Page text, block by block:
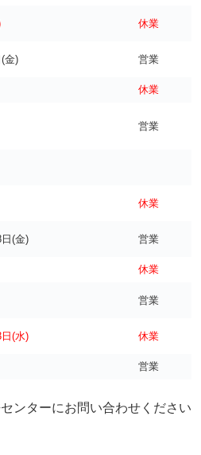
休業
金) 営業
休業
営業
休業
(金) 営業
休業
営業
(水) 休業
営業
ンターにお問い合わせください